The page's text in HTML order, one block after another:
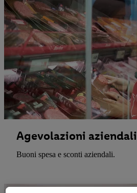
Agevolazioni aziendali
Buoni spesa e sconti aziendali.